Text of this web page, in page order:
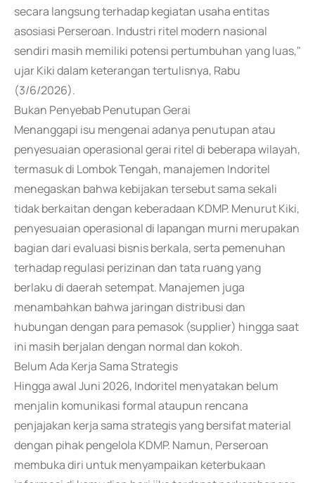
secara langsung terhadap kegiatan usaha entitas
asosiasi Perseroan. Industri ritel modern nasional
sendiri masih memiliki potensi pertumbuhan yang luas,"
ujar Kiki dalam keterangan tertulisnya, Rabu
(3/6/2026).
Bukan Penyebab Penutupan Gerai
Menanggapi isu mengenai adanya penutupan atau
penyesuaian operasional gerai ritel di beberapa wilayah,
termasuk di Lombok Tengah, manajemen Indoritel
menegaskan bahwa kebijakan tersebut sama sekali
tidak berkaitan dengan keberadaan KDMP. Menurut Kiki,
penyesuaian operasional di lapangan murni merupakan
bagian dari evaluasi bisnis berkala, serta pemenuhan
terhadap regulasi perizinan dan tata ruang yang
berlaku di daerah setempat. Manajemen juga
menambahkan bahwa jaringan distribusi dan
hubungan dengan para pemasok (supplier) hingga saat
ini masih berjalan dengan normal dan kokoh.
Belum Ada Kerja Sama Strategis
Hingga awal Juni 2026, Indoritel menyatakan belum
menjalin komunikasi formal ataupun rencana
penjajakan kerja sama strategis yang bersifat material
dengan pihak pengelola KDMP. Namun, Perseroan
membuka diri untuk menyampaikan keterbukaan